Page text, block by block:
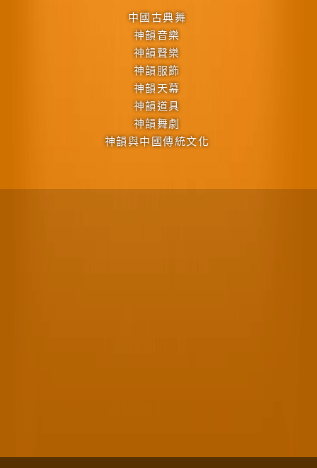
中國古典舞
神韻音樂
神韻聲樂
神韻服飾
神韻天幕
神韻道具
神韻舞劇
神韻與中國傳統文化